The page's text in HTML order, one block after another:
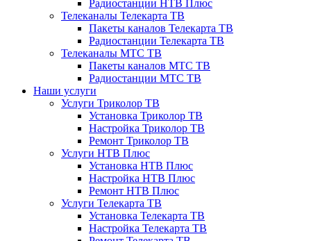
Радиостанции НТВ Плюс
Телеканалы Телекарта ТВ
Пакеты каналов Телекарта ТВ
Радиостанции Телекарта ТВ
Телеканалы МТС ТВ
Пакеты каналов МТС ТВ
Радиостанции МТС ТВ
Наши услуги
Услуги Триколор ТВ
Установка Триколор ТВ
Настройка Триколор ТВ
Ремонт Триколор ТВ
Услуги НТВ Плюс
Установка НТВ Плюс
Настройка НТВ Плюс
Ремонт НТВ Плюс
Услуги Телекарта ТВ
Установка Телекарта ТВ
Настройка Телекарта ТВ